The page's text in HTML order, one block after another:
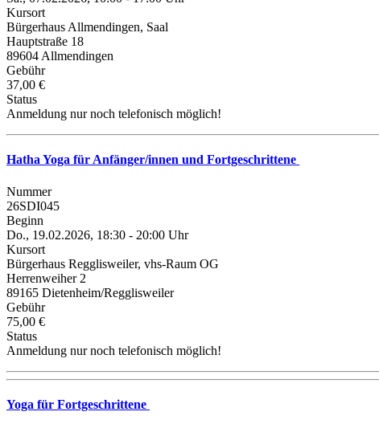
Kursort
Bürgerhaus Allmendingen, Saal
Hauptstraße 18
89604 Allmendingen
Gebühr
37,00 €
Status
Anmeldung nur noch telefonisch möglich!
Hatha Yoga für Anfänger/innen und Fortgeschrittene
Nummer
26SDI045
Beginn
Do., 19.02.2026, 18:30 - 20:00 Uhr
Kursort
Bürgerhaus Regglisweiler, vhs-Raum OG
Herrenweiher 2
89165 Dietenheim/Regglisweiler
Gebühr
75,00 €
Status
Anmeldung nur noch telefonisch möglich!
Yoga für Fortgeschrittene